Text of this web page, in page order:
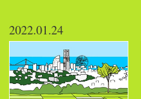
2022.01.24